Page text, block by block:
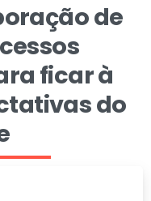
de
ficar à
do